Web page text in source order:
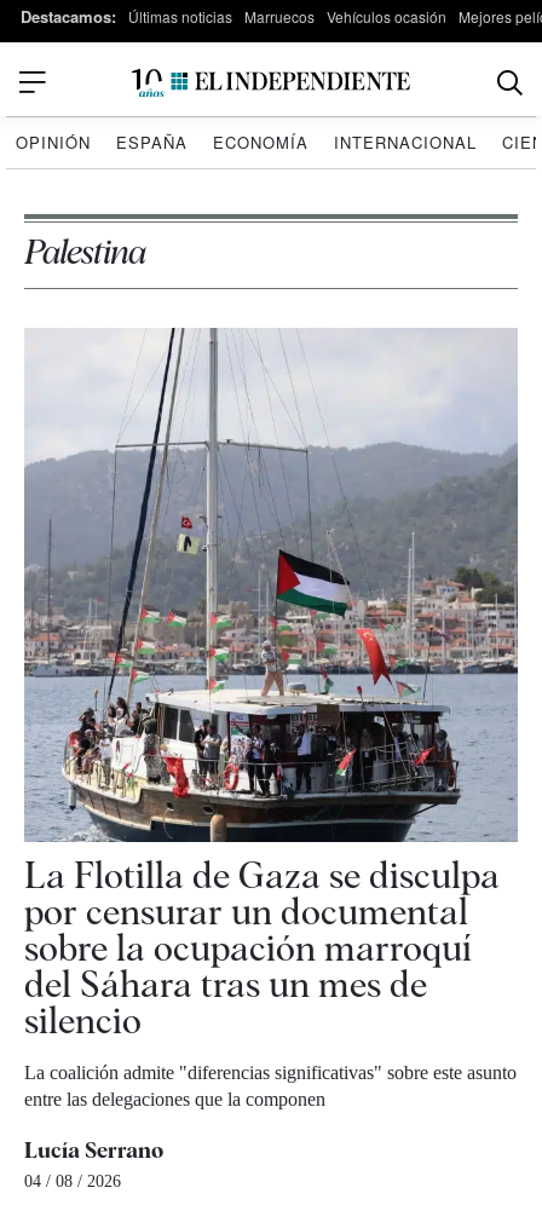
Destacamos: Últimas noticias Marruecos Vehículos ocasión Mejores
OPINIÓN ESPAÑA ECONOMÍA INTERNACIONAL
Palestina
La Flotilla de Gaza se disculpa
por censurar un documental
sobre la ocupación marroquí
del Sáhara tras un mes de
silencio
La coalición admite "diferencias significativas" sobre este asunto
entre las delegaciones que la componen
Lucía Serrano
04 / 08 / 2026